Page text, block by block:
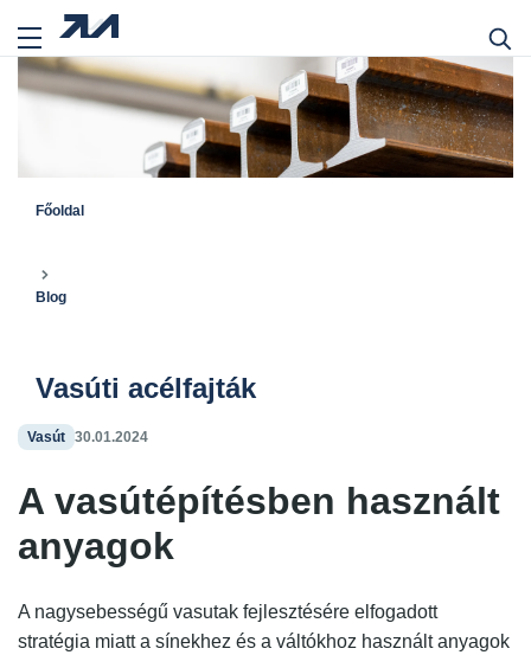
Főoldal
Blog
Vasúti acélfajták
Vasút 30.01.2024
A vasútépítésben használt
anyagok
A nagysebességű vasutak fejlesztésére elfogadott
stratégia miatt a sínekhez és a váltókhoz használt anyagok